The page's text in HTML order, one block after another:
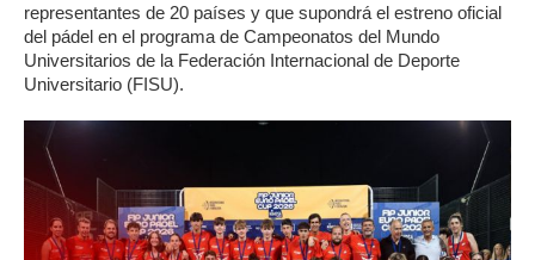
representantes de 20 países y que supondrá el estreno oficial
del pádel en el programa de Campeonatos del Mundo
Universitarios de la Federación Internacional de Deporte
Universitario (FISU).